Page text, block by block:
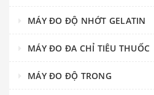
MÁY ĐO ĐỘ NHỚT GELATIN
MÁY ĐO ĐA CHỈ TIÊU THUỐC
MÁY ĐO ĐỘ TRONG